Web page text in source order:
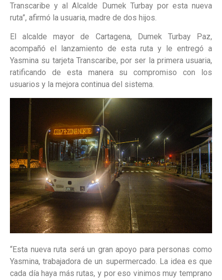
Transcaribe y al Alcalde Dumek Turbay por esta nueva
ruta”, afirmó la usuaria, madre de dos hijos.
El alcalde mayor de Cartagena, Dumek Turbay Paz,
acompañó el lanzamiento de esta ruta y le entregó a
Yasmina su tarjeta Transcaribe, por ser la primera usuaria,
ratificando de esta manera su compromiso con los
usuarios y la mejora continua del sistema.
“Esta nueva ruta será un gran apoyo para personas como
Yasmina, trabajadora de un supermercado. La idea es que
cada día haya más rutas, y por eso vinimos muy temprano